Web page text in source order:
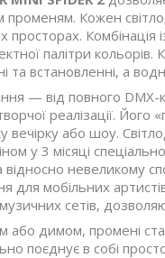
променям. Кожен
просторах.
палітри
та встановленні, а
— від повного
реалізації.
вечірку або шоу.
у 3 місяці
невеликому
мобільних
сетів,
або димом, промені
поєднує в собі